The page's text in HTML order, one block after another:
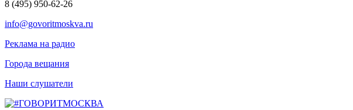
8 (495) 950-62-26
info@govoritmoskva.ru
Реклама на радио
Города вещания
Наши слушатели